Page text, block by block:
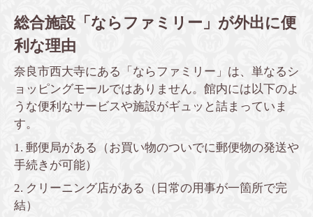
総合施設「ならファミリー」が外出に便
利な理由
奈良市西大寺にある「ならファミリー」は、単なるシ
ョッピングモールではありません。館内には以下のよ
うな便利なサービスや施設がギュッと詰まっていま
す。
1. 郵便局がある（お買い物のついでに郵便物の発送や
手続きが可能）
2. クリーニング店がある（日常の用事が一箇所で完
結）